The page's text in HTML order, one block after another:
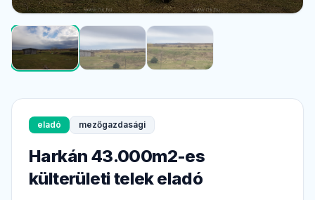
eladó mezőgazdasági
Harkán 43.000m2-es
külterületi telek eladó